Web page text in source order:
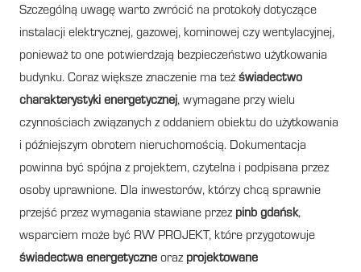
Szczególną uwagę warto zwrócić na protokoły dotyczące
instalacji elektrycznej, gazowej, kominowej czy wentylacyjnej,
ponieważ to one potwierdzają bezpieczeństwo użytkowania
budynku. Coraz większe znaczenie ma też świadectwo
charakterystyki energetycznej, wymagane przy wielu
czynnościach związanych z oddaniem obiektu do użytkowania
i późniejszym obrotem nieruchomością. Dokumentacja
powinna być spójna z projektem, czytelna i podpisana przez
osoby uprawnione. Dla inwestorów, którzy chcą sprawnie
przejść przez wymagania stawiane przez pinb gdańsk,
wsparciem może być RW PROJEKT, które przygotowuje
świadectwa energetyczne oraz projektowane